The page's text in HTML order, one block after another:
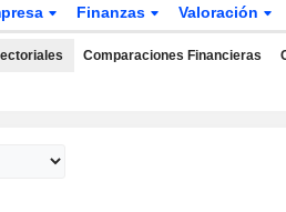
Finanzas Valoración
Comparaciones Financieras